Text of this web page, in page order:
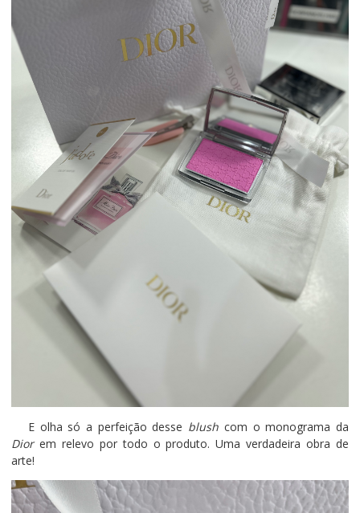
E olha só a perfeição desse blush com o monograma da
Diorem relevo por todo o produto. Uma verdadeira obra de
arte!